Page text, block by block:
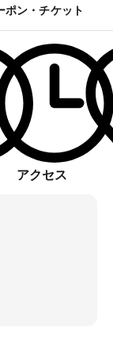
ポン・チケット
アクセス